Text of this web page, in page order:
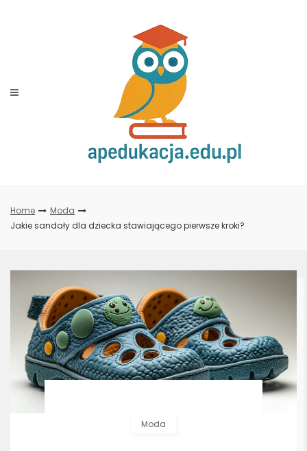
Home
Moda
Jakie sandały dla dziecka stawiającego pierwsze kroki?
Moda